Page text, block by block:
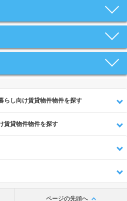
らし向け賃貸物件物件を探す
賃貸物件物件を探す
ページの先頭へ